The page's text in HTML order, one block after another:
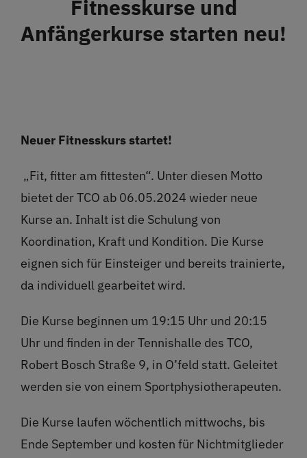
Restaurant
Info
Platz buchen
Fitnesskurse und
Anfängerkurse starten neu!
Neuer Fitnesskurs startet!
„Fit, fitter am fittesten“. Unter diesen Motto
bietet der TCO ab 06.05.2024 wieder neue
Kurse an. Inhalt ist die Schulung von
Koordination, Kraft und Kondition. Die Kurse
eignen sich für Einsteiger und bereits trainierte,
da individuell gearbeitet wird.
Die Kurse beginnen um 19:15 Uhr und 20:15
Uhr und finden in der Tennishalle des TCO,
Robert Bosch Straße 9, in O’feld statt. Geleitet
werden sie von einem Sportphysiotherapeuten.
Die Kurse laufen wöchentlich mittwochs, bis
Ende September und kosten für Nichtmitglieder